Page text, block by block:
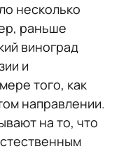
несколько
раньше
виноград
и
того, как
направлении.
на то, что